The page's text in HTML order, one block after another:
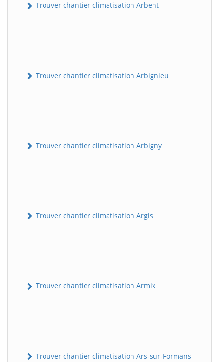
Trouver chantier climatisation Arbent
Trouver chantier climatisation Arbignieu
Trouver chantier climatisation Arbigny
Trouver chantier climatisation Argis
Trouver chantier climatisation Armix
Trouver chantier climatisation Ars-sur-Formans